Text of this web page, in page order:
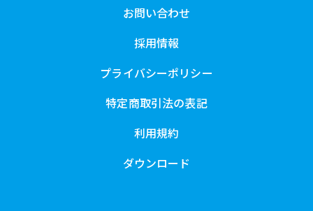
お問い合わせ
採用情報
プライバシーポリシー
特定商取引法の表記
利用規約
ダウンロード